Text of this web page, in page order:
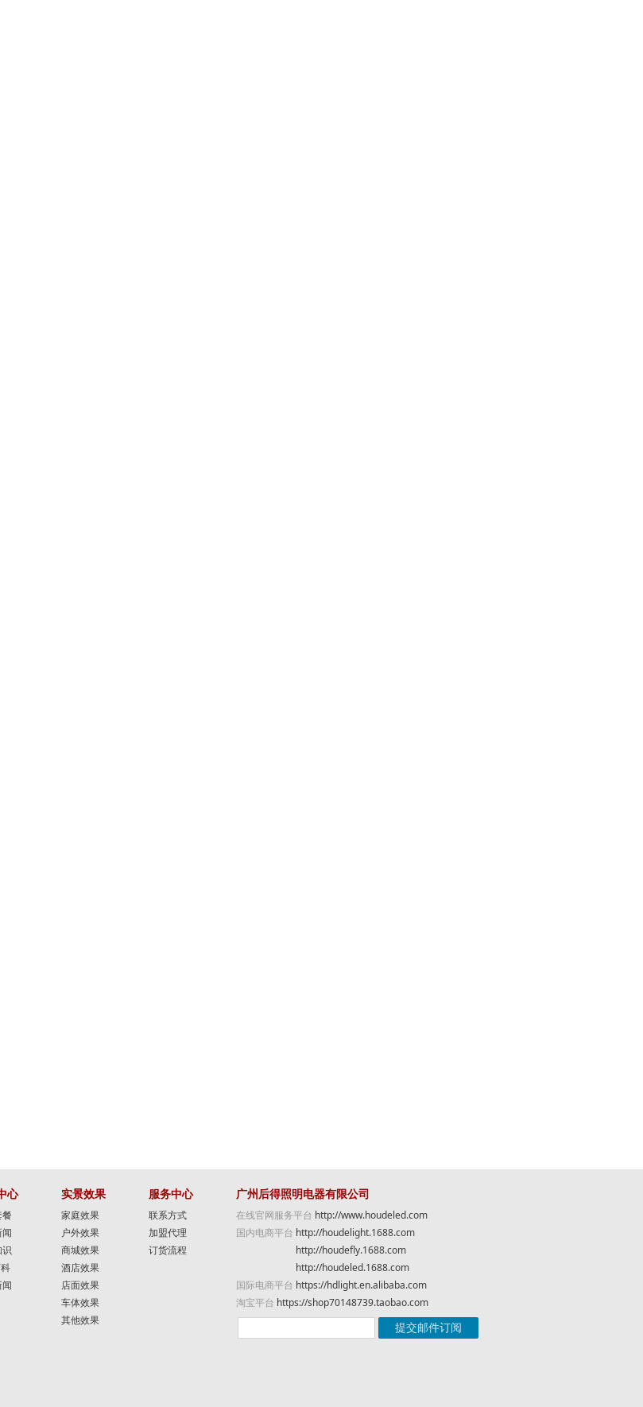
心
餐
实景效果
家庭效果
户外效果
商城效果
酒店效果
店面效果
车体效果
其他效果
服务中心
联系方式
加盟代理
订货流程
广州后得照明电器有限公司
在线官网服务平台 http://www.houdeled.com
国内电商平台 http://houdelight.1688.com
http://houdefly.1688.com
http://houdeled.1688.com
国际电商平台 https://hdlight.en.alibaba.com
淘宝平台 https://shop70148739.taobao.com